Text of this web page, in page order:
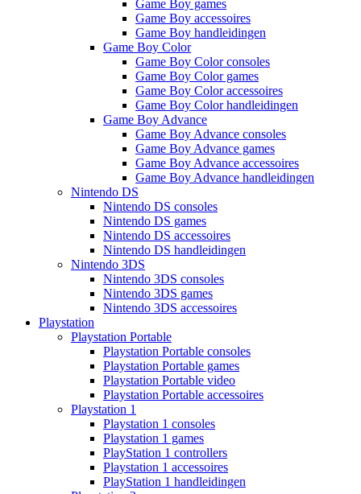
Game Boy games
Game Boy accessoires
Game Boy handleidingen
Game Boy Color
Game Boy Color consoles
Game Boy Color games
Game Boy Color accessoires
Game Boy Color handleidingen
Game Boy Advance
Game Boy Advance consoles
Game Boy Advance games
Game Boy Advance accessoires
Game Boy Advance handleidingen
Nintendo DS
Nintendo DS consoles
Nintendo DS games
Nintendo DS accessoires
Nintendo DS handleidingen
Nintendo 3DS
Nintendo 3DS consoles
Nintendo 3DS games
Nintendo 3DS accessoires
Playstation
Playstation Portable
Playstation Portable consoles
Playstation Portable games
Playstation Portable video
Playstation Portable accessoires
Playstation 1
Playstation 1 consoles
Playstation 1 games
PlayStation 1 controllers
Playstation 1 accessoires
PlayStation 1 handleidingen